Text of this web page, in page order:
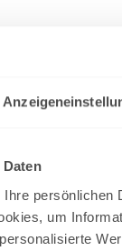
Ihre persönlichen
um